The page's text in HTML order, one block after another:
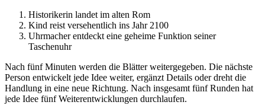
Historikerin landet im alten Rom
Kind reist versehentlich ins Jahr 2100
Uhrmacher entdeckt eine geheime Funktion seiner
Taschenuhr
Nach fünf Minuten werden die Blätter weitergegeben. Die nächste
Person entwickelt jede Idee weiter, ergänzt Details oder dreht die
Handlung in eine neue Richtung. Nach insgesamt fünf Runden hat
jede Idee fünf Weiterentwicklungen durchlaufen.